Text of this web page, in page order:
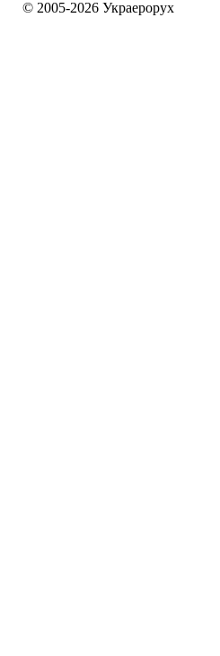
© 2005-2026 Украерорух